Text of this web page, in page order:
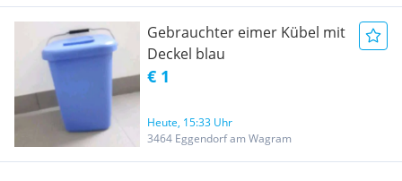
Gebrauchter eimer Kübel mit
Deckel blau
€ 1
Heute, 15:33 Uhr
3464 Eggendorf am Wagram